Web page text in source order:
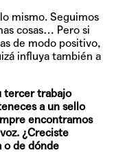
mismo. Seguimos
cosas… Pero si
de modo positivo,
influya también a
tercer trabajo
a un sello
encontramos
¿Creciste
o de dónde